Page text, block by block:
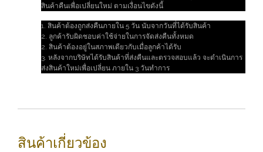
สินค้าคืนเพื่อเปลี่ยนใหม่ ตามเงื่อนไขดังนี้
1. สินค้าต้องถูกส่งคืนภายใน 5 วัน นับจากวันที่ได้รับสินค้า
2. ลูกค้ารับผิดชอบค่าใช้จ่ายในการจัดส่งคืนทั้งหมด
2. สินค้าต้องอยู่ในสภาพเดียวกับเมื่อลูกค้าได้รับ
3. หลังจากบริษัทได้รับสินค้าที่ส่งคืนและตรวจสอบแล้ว จะดำเนินการ
ส่งสินค้าใหม่เพื่อเปลี่ยน ภายใน 3 วันทำการ
สินค้าเกี่ยวข้อง